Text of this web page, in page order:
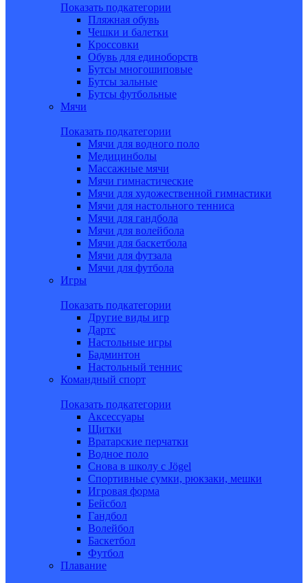
Показать подкатегории
Пляжная обувь
Чешки и балетки
Кроссовки
Обувь для единоборств
Бутсы многошиповые
Бутсы зальные
Бутсы футбольные
Мячи
Показать подкатегории
Мячи для водного поло
Медицинболы
Массажные мячи
Мячи гимнастические
Мячи для художественной гимнастики
Мячи для настольного тенниса
Мячи для гандбола
Мячи для волейбола
Мячи для баскетбола
Мячи для футзала
Мячи для футбола
Игры
Показать подкатегории
Другие виды игр
Дартс
Настольные игры
Бадминтон
Настольный теннис
Командный спорт
Показать подкатегории
Аксессуары
Щитки
Вратарские перчатки
Водное поло
Снова в школу c Jögel
Спортивные сумки, рюкзаки, мешки
Игровая форма
Бейсбол
Гандбол
Волейбол
Баскетбол
Футбол
Плавание